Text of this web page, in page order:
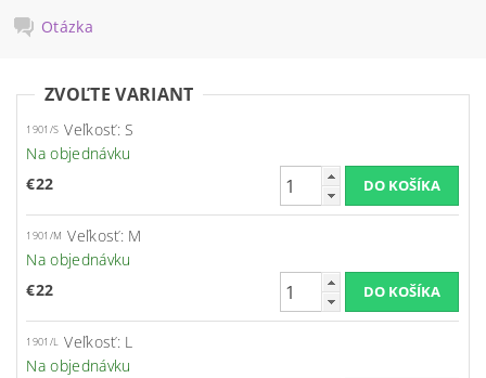
Otázka
ZVOĽTE VARIANT
1901/S Veľkosť: S
Na objednávku
€22
1901/M Veľkosť: M
Na objednávku
€22
1901/L Veľkosť: L
Na objednávku